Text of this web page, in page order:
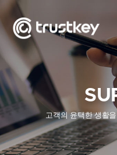
고객의 윤택한 생활